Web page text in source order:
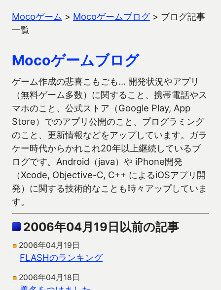
Mocoゲーム > Mocoゲームブログ> ブログ記事
一覧
Mocoゲームブログ
ゲーム作成の悲喜こもごも… 開発状況やアプリ
（無料ゲーム多数）に関すること、携帯電話やス
マホのこと、公式ストア（Google Play, App
Store）でのアプリ公開のこと、プログラミング
のこと、更新情報などをアップしています。ガラ
ケー時代からかれこれ20年以上継続しているブ
ログです。Android（java）や iPhone開発
（Xcode, Objective-C, C++ によるiOSアプリ開
発）に関する技術的なことも時々アップしていま
す。
2006年04月19日以前の記事
2006年04月19日
FLASHのランキング
2006年04月18日